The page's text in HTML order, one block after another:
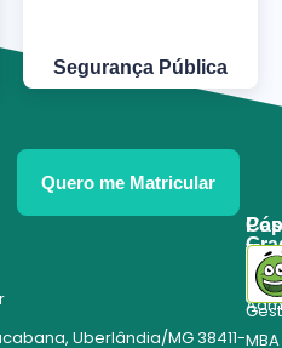
Segurança Pública
Quero me Matricular
Uberlândia/MG 38411-MBA